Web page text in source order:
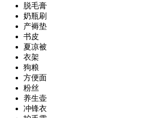
脱毛膏
奶瓶刷
产褥垫
书皮
夏凉被
衣架
狗粮
方便面
粉丝
养生壶
冲锋衣